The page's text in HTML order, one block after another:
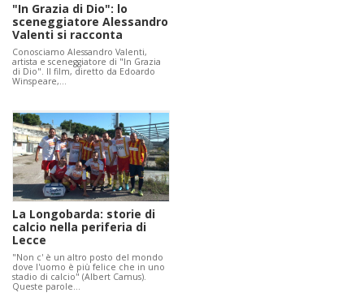
"In Grazia di Dio": lo
sceneggiatore Alessandro
Valenti si racconta
Conosciamo Alessandro Valenti,
artista e sceneggiatore di "In Grazia
di Dio". Il film, diretto da Edoardo
Winspeare,…
La Longobarda: storie di
calcio nella periferia di
Lecce
"Non c' è un altro posto del mondo
dove l'uomo è più felice che in uno
stadio di calcio" (Albert Camus).
Queste parole…